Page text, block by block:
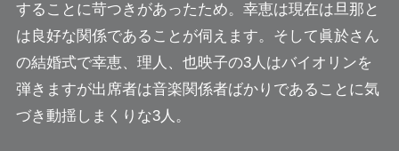
することに苛つきがあったため。幸恵は現在は旦那と
は良好な関係であることが伺えます。そして眞於さん
の結婚式で幸恵、理人、也映子の3人はバイオリンを
弾きますが出席者は音楽関係者ばかりであることに気
づき 動揺しまくりな3人 。